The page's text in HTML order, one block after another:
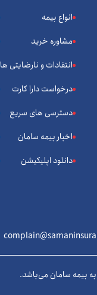
انواع بیمه
مشاوره خرید
انتقادات و نارضایتی ها
درخواست دارا کارت
دسترسی های سریع
اخبار بیمه سامان
دانلود اپلیکیشن
بیمه سامان می‌باشد.